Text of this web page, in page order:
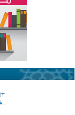
اختتام الدورة